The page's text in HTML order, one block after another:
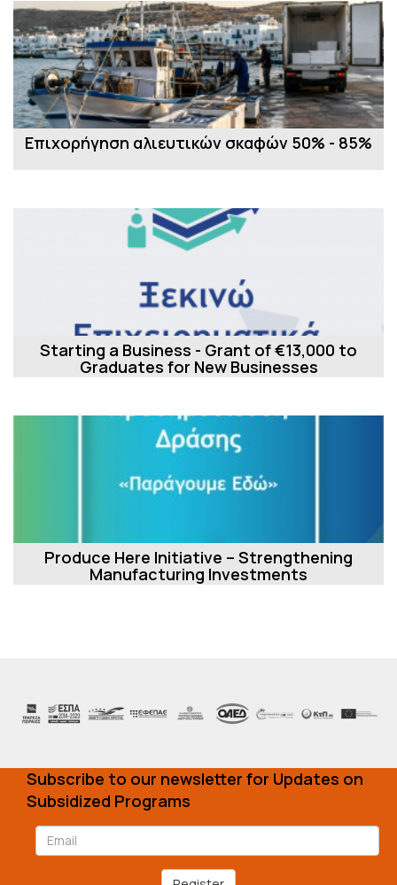
Επιχορήγηση αλιευτικών σκαφών 50% - 85%
Starting a Business - Grant of €13,000 to
Graduates for New Businesses
Produce Here Initiative – Strengthening
Manufacturing Investments
Subscribe to our newsletter for Updates on
Subsidized Programs